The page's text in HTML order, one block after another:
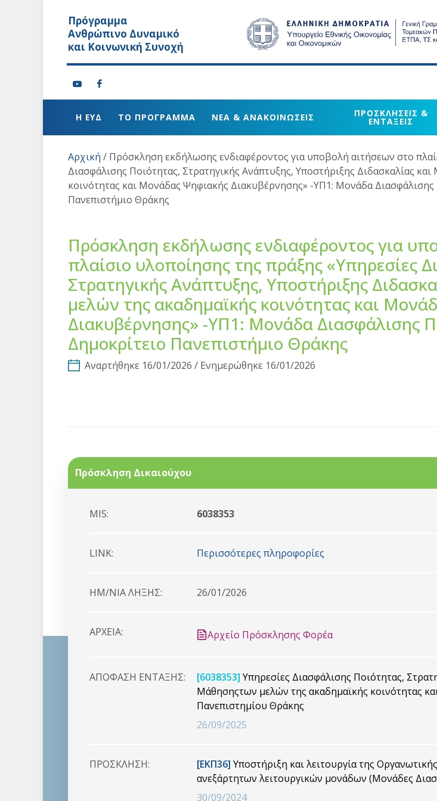
Πρόγραμμα
Ανθρώπινο Δυναμικό
και Κοινωνική Συνοχή
Η ΕΥΔ ΤΟ ΠΡΟΓΡΑΜΜΑ ΝΕΑ & ΑΝΑΚΟΙΝΩΣΕΙΣ ΠΡΟΣΚΛΗΣΕΙΣ &
ΕΝΤΑΞΕΙΣ
Αρχική / Πρόσκληση εκδήλωσης ενδιαφέροντος για υποβολή αιτήσεων στο
Διασφάλισης Ποιότητας, Στρατηγικής Ανάπτυξης, Υποστήριξης Διδασκαλίας
κοινότητας και Μονάδας Ψηφιακής Διακυβέρνησης» -ΥΠ1: Μονάδα
Πανεπιστήμιο Θράκης
Πρόσκληση εκδήλωσης ενδιαφέροντος για
πλαίσιο υλοποίησης της πράξης «Υπηρεσίες
Στρατηγικής Ανάπτυξης, Υποστήριξης
μελών της ακαδημαϊκής κοινότητας και
Διακυβέρνησης» -ΥΠ1: Μονάδα Διασφάλισης
Δημοκρίτειο Πανεπιστήμιο Θράκης
Αναρτήθηκε 16/01/2026 / Ενημερώθηκε 16/01/2026
Πρόσκληση Δικαιούχου
MIS: 6038353
LINK: Περισσότερες πληροφορίες
HM/NIA ΛΗΞΗΣ: 26/01/2026
ΑΡΧΕΙΑ: Αρχείο Πρόσκλησης Φορέα
ΑΠΟΦΑΣΗ ΕΝΤΑΞΗΣ: [6038353] Υπηρεσίες Διασφάλισης Ποιότητας,
Μάθησηςτων μελών της ακαδημαϊκής κοινότητας
Πανεπιστημίου Θράκης
26/09/2025
ΠΡΟΣΚΛΗΣΗ: [ΕΚΠ36] Υποστήριξη και λειτουργία της
ανεξάρτητων λειτουργικών μονάδων (Μονάδες
30/09/2024